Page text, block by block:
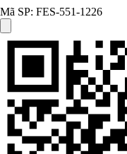
Mã SP: FES-551-1226